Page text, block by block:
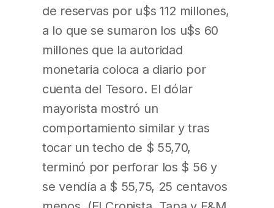
de reservas por u$s 112 millones,
a lo que se sumaron los u$s 60
millones que la autoridad
monetaria coloca a diario por
cuenta del Tesoro. El dólar
mayorista mostró un
comportamiento similar y tras
tocar un techo de $ 55,70,
terminó por perforar los $ 56 y
se vendía a $ 55,75, 25 centavos